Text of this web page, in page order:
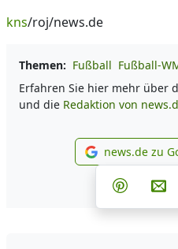
kns/roj/news.de
Themen: Fußball Fußball-
Erfahren Sie hier mehr über
und die Redaktion von
news.de zu
Teilen
Teilen